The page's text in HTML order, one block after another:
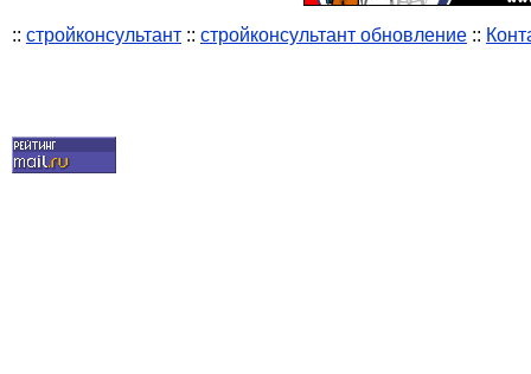
:: стройконсультант :: стройконсультант обновление ::